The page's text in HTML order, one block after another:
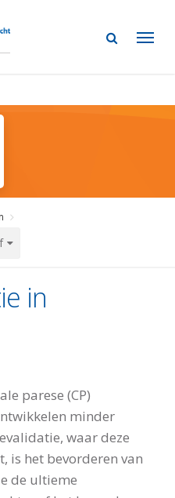
in
parese (CP)
minder
waar deze
is het bevorderen van
de ultieme